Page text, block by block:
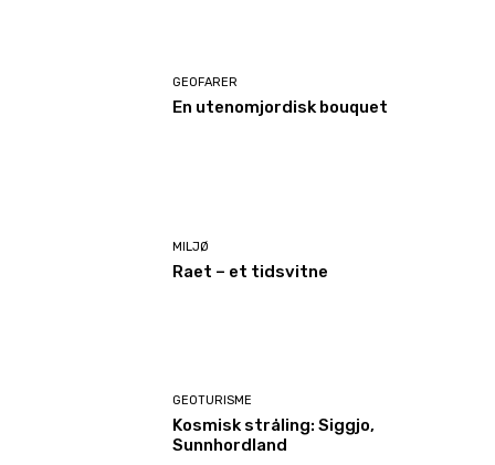
GEOFARER
En utenomjordisk bouquet
MILJØ
Raet – et tidsvitne
GEOTURISME
Kosmisk stråling: Siggjo,
Sunnhordland